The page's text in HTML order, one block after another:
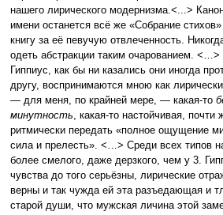
нашего лирического модернизма.<...>
имени останется всё же «Собрание
книгу за её певучую отвлеченность.
одеть абстракции таким очарованием. <…>
Гиппиус, как бы ни казались они иногда
другу, воспринимаются мною как
— для меня, по крайней мере, — какая-то
минутность , какая-то настойчивая, почти
ритмически передать «полное ощущение
сила и прелесть». <…> Среди всех типов
более смелого, даже дерзкого, чем у 3.
чувства до того серьёзны, лирические
верны и так чужда ей эта разъедающая и
старой души, что мужская личина этой